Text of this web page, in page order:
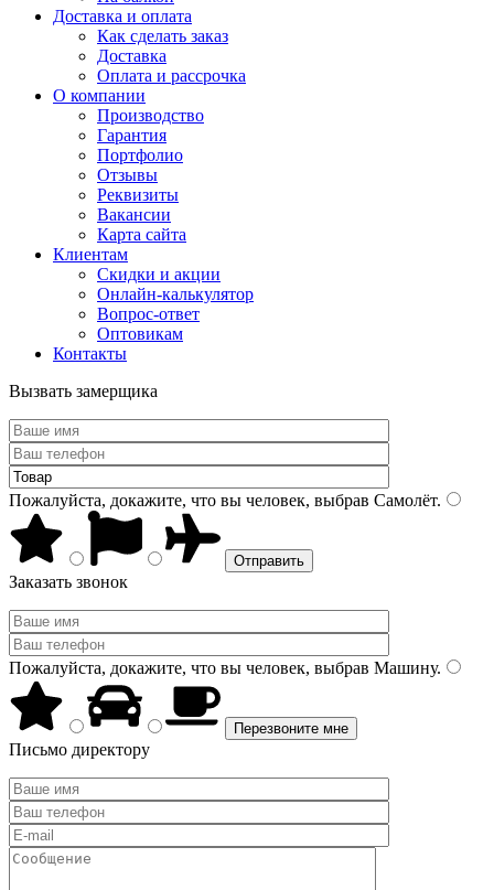
Доставка и оплата
Как сделать заказ
Доставка
Оплата и рассрочка
О компании
Производство
Гарантия
Портфолио
Отзывы
Реквизиты
Вакансии
Карта сайта
Клиентам
Скидки и акции
Онлайн-калькулятор
Вопрос-ответ
Оптовикам
Контакты
Вызвать замерщика
Пожалуйста, докажите, что вы человек, выбрав Самолёт.
Заказать звонок
Пожалуйста, докажите, что вы человек, выбрав Машину.
Письмо директору